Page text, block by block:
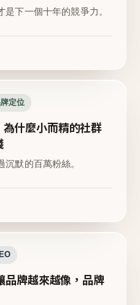
下一個十年的競爭力。
定位
什麼小而精的社群
默的百萬粉絲。
品牌越來越像，品牌